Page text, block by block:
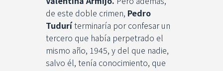
de este doble crimen, Pedro
Tuduríterminaría por confesar un
tercero que había perpetrado el
mismo año, 1945, y del que nadie,
salvo él, tenía conocimiento, que